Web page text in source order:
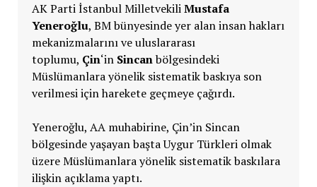
AK Parti İstanbul MilletvekiliMustafa
Yeneroğlu, BM bünyesinde yer alan insan hakları
mekanizmalarını ve uluslararası
toplumu, Çin‘in Sincanbölgesindeki
Müslümanlara yönelik sistematik baskıya son
verilmesi için harekete geçmeye çağırdı.
Yeneroğlu, AA muhabirine, Çin’in Sincan
bölgesinde yaşayan başta Uygur Türkleri olmak
üzere Müslümanlara yönelik sistematik baskılara
ilişkin açıklama yaptı.